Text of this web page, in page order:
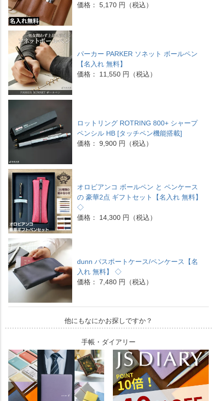
価格： 5,170 円（税込）
パーカー PARKER ソネット ボールペン
【名入れ 無料】
価格： 11,550 円（税込）
ロットリング ROTRING 800+ シャープ
ペンシル HB [タッチペン機能搭載]
価格： 9,900 円（税込）
オロビアンコ ボールペン と ペンケース
の 豪華2点 ギフトセット【名入れ 無料】
◇
価格： 14,300 円（税込）
dunn パスポートケース/ペンケース【名
入れ 無料】 ◇
価格： 7,480 円（税込）
他にもなにかお探しですか？
手帳・ダイアリー